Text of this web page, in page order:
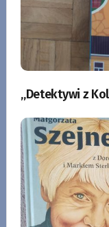
„Detektywi z